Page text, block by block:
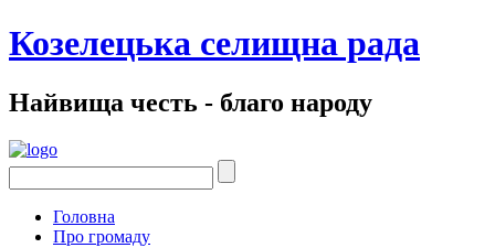
Козелецька селищна рада
Найвища честь - благо народу
Головна
Про громаду